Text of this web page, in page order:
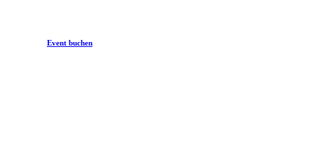
Event buchen